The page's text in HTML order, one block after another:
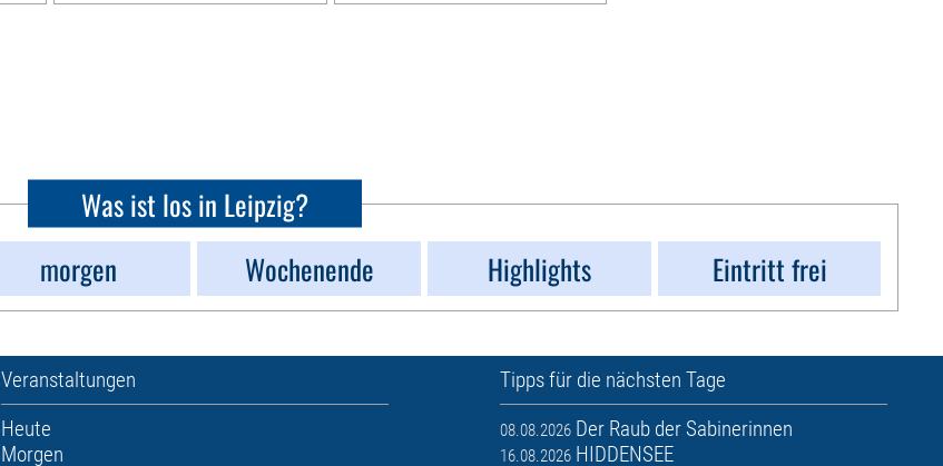
Was ist los in Leipzig?
morgen Wochenende Highlights Eintritt frei
Veranstaltungen
Heute
Morgen
Tipps für die nächsten Tage
08.08.2026 Der Raub der Sabinerinnen
16.08.2026 HIDDENSEE